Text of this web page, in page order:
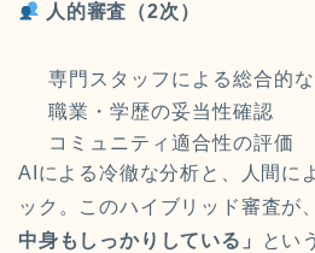
人的審査（2次）
専門スタッフによる総合的
職業・学歴の妥当性確認
コミュニティ適合性の評価
AIによる冷徹な分析と、人間に
ック。このハイブリッド審査が、
中身もしっかりしている」
とい